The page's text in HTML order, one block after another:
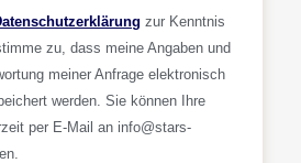
zur Kenntnis
zu, dass meine Angaben und
meiner Anfrage elektronisch
werden. Sie können Ihre
per E-Mail an info@stars-